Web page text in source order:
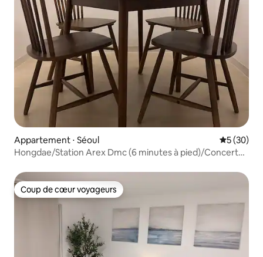
Appartement ⋅ Séoul
5 (30)
Hongdae/Station Arex Dmc (6 minutes à pied)/Concert
Coup de cœur voyageurs
Coup de cœur voyageurs